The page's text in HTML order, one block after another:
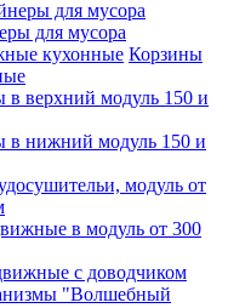
для мусора
Корзины
верхний модуль 150 и
в нижний модуль 150 и
модуль от
в модуль от 300
с доводчиком
"Волшебный